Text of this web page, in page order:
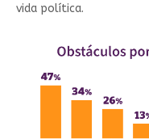
vida política.